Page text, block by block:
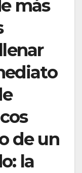
más
de un
la